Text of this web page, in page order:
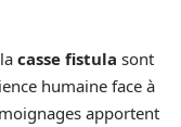
casse fistula sont
humaine face à
apportent